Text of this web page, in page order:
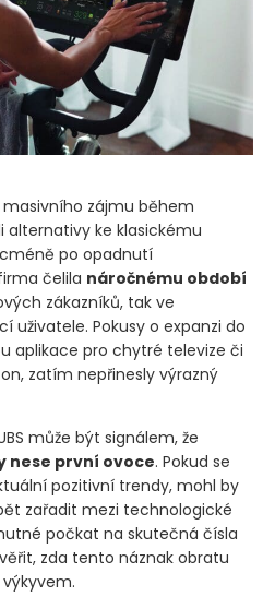
zájmu během
alternativy ke klasickému
po opadnutí
čelila náročnému období
zákazníků, tak ve
uživatele. Pokusy o expanzi do
aplikace pro chytré televize či
zatím nepřinesly výrazný
může být signálem, že
první ovoce. Pokud se
pozitivní trendy, mohl by
zařadit mezi technologické
počkat na skutečná čísla
zda tento náznak obratu